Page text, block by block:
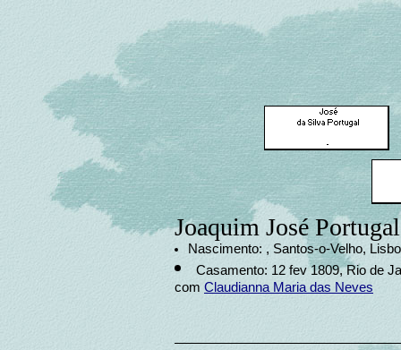
Joaquim José Portugal
Nascimento: , Santos-o-Velho,
Casamento: 12 fev 1809, Rio de
com Claudianna Maria das Neves